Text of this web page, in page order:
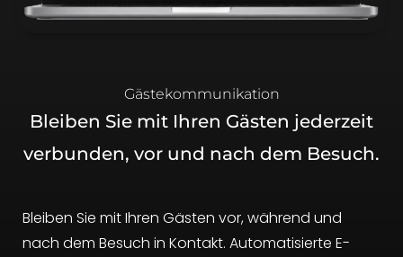
Gästekommunikation
Bleiben Sie mit Ihren Gästen jederzeit
verbunden, vor und nach dem Besuch.
Bleiben Sie mit Ihren Gästen vor, während und
nach dem Besuch in Kontakt. Automatisierte E-